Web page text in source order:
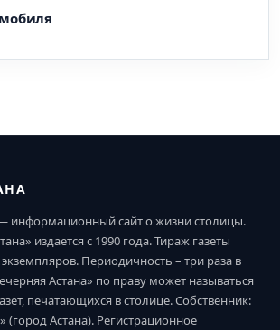
информационный сайт о жизни столицы.
издается с 1990 года. Тираж газеты
экземпляров. Периодичность – три раза в
Астана» по праву может называться
печатающихся в столице. Собственник:
(город Астана). Регистрационное